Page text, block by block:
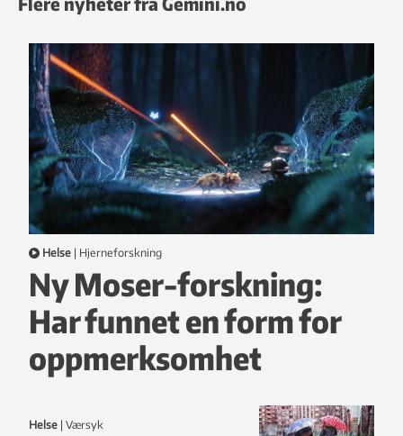
Helse | hjerneforskning
Ny Moser-forskning:
Har funnet en form for
oppmerksomhet
Helse | Værsyk